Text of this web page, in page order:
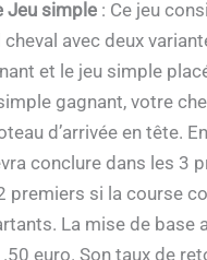
Jeu simple : Ce jeu
cheval avec deux
et le jeu simple
gagnant, votre
d’arrivée en tête.
conclure dans les 3
premiers si la course
La mise de base
euro. Son taux de